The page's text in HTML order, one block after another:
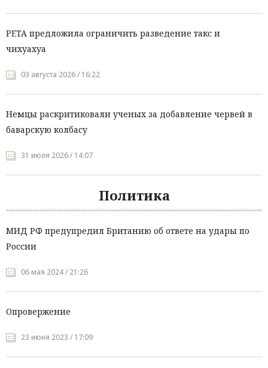
PETA предложила ограничить разведение такс и
чихуахуа
03 августа 2026 / 16:22
Немцы раскритиковали ученых за добавление червей в
баварскую колбасу
31 июля 2026 / 14:07
Политика
МИД РФ предупредил Британию об ответе на удары по
России
06 мая 2024 / 21:26
Опровержение
23 июня 2023 / 17:09